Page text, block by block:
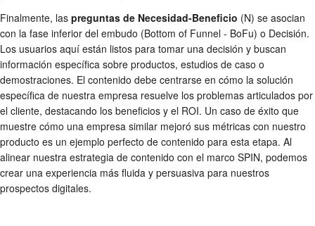
Finalmente, las preguntas de Necesidad-Beneficio (N) se asocian
con la fase inferior del embudo (Bottom of Funnel - BoFu) o Decisión.
Los usuarios aquí están listos para tomar una decisión y buscan
información específica sobre productos, estudios de caso o
demostraciones. El contenido debe centrarse en cómo la solución
específica de nuestra empresa resuelve los problemas articulados por
el cliente, destacando los beneficios y el ROI. Un caso de éxito que
muestre cómo una empresa similar mejoró sus métricas con nuestro
producto es un ejemplo perfecto de contenido para esta etapa. Al
alinear nuestra estrategia de contenido con el marco SPIN, podemos
crear una experiencia más fluida y persuasiva para nuestros
prospectos digitales.